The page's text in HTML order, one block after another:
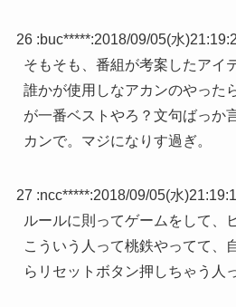
26 :buc*****:2018/09/05(水
そもそも、番組が考案したアイ
誰かが使用しなアカンのやった
が一番ベストやろ？文句ばっか
カンで。マジになりす過ぎ。
27 :ncc*****:2018/09/05(水
ルールに則ってゲームをして、
こういう人って桃鉄やってて、
らリセットボタン押しちゃう人